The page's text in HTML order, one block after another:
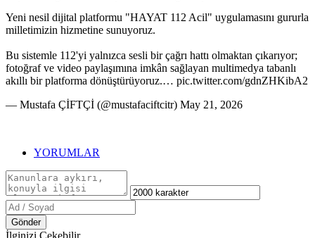
Yeni nesil dijital platformu "HAYAT 112 Acil" uygulamasını gururla
milletimizin hizmetine sunuyoruz.
Bu sistemle 112'yi yalnızca sesli bir çağrı hattı olmaktan çıkarıyor;
fotoğraf ve video paylaşımına imkân sağlayan multimedya tabanlı
akıllı bir platforma dönüştürüyoruz.… pic.twitter.com/gdnZHKibA2
— Mustafa ÇİFTÇİ (@mustafaciftcitr) May 21, 2026
YORUMLAR
Gönder
İlginizi Çekebilir